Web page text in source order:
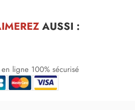
AUSSI :
en ligne 100% sécurisé